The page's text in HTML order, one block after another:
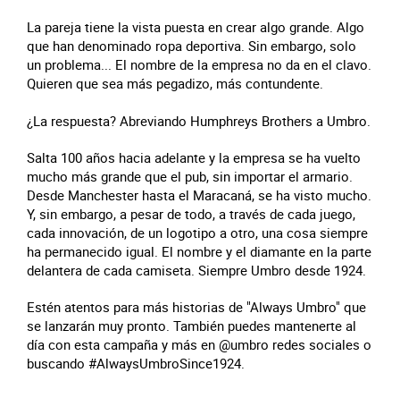
La pareja tiene la vista puesta en crear algo grande. Algo
que han denominado ropa deportiva. Sin embargo, solo
un problema... El nombre de la empresa no da en el clavo.
Quieren que sea más pegadizo, más contundente.
¿La respuesta? Abreviando Humphreys Brothers a Umbro.
Salta 100 años hacia adelante y la empresa se ha vuelto
mucho más grande que el pub, sin importar el armario.
Desde Manchester hasta el Maracaná, se ha visto mucho.
Y, sin embargo, a pesar de todo, a través de cada juego,
cada innovación, de un logotipo a otro, una cosa siempre
ha permanecido igual. El nombre y el diamante en la parte
delantera de cada camiseta. Siempre Umbro desde 1924.
Estén atentos para más historias de "Always Umbro" que
se lanzarán muy pronto. También puedes mantenerte al
día con esta campaña y más en @umbro redes sociales o
buscando #AlwaysUmbroSince1924.